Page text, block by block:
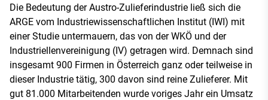
Die Bedeutung der Austro-Zulieferindustrie ließ sich die
ARGE vom Industriewissenschaftlichen Institut (IWI) mit
einer Studie untermauern, das von der WKÖ und der
Industriellenvereinigung (IV) getragen wird. Demnach sind
insgesamt 900 Firmen in Österreich ganz oder teilweise in
dieser Industrie tätig, 300 davon sind reine Zulieferer. Mit
gut 81.000 Mitarbeitenden wurde voriges Jahr ein Umsatz